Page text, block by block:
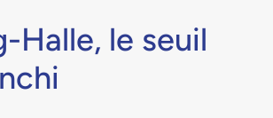
Halle, le seuil